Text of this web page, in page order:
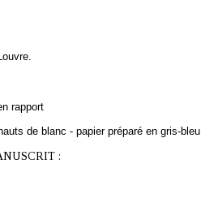
rapport
de blanc - papier préparé en gris-bleu
: